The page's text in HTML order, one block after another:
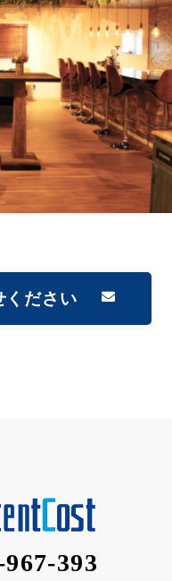
ください
393